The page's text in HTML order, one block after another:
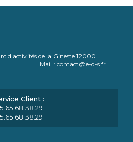
d'activités de la Gineste 12000
Mail : contact@e-d-s.fr